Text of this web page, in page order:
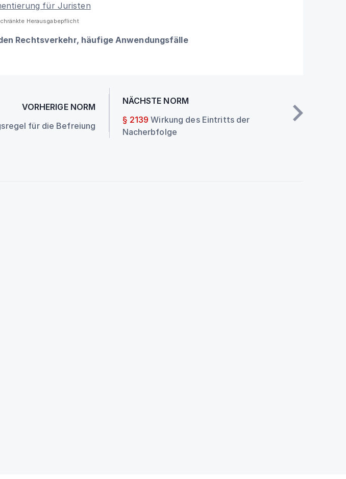
für Juristen
Herausgabepflicht
Rechtsverkehr, häufige Anwendungsfälle
VORHERIGE NORM
für die Befreiung
NÄCHSTE NORM
§ 2139 Wirkung des Eintritts der
Nacherbfolge